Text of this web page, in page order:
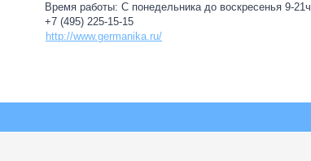
Время работы: С понедельника до воскресенья 9-21ч
+7 (495) 225-15-15
http://www.germanika.ru/